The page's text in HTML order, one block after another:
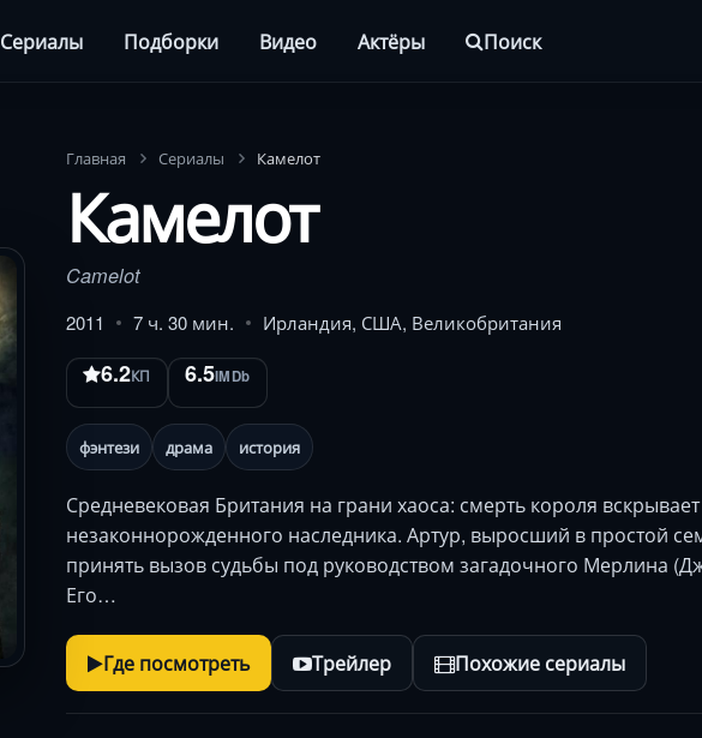
Сериалы Подборки Видео Актёры Поиск
Главная Сериалы Камелот
Камелот
Camelot
2011 7 ч. 30 мин. Ирландия, США, Великобритания
6.2КП 6.5IMDb
фэнтези драма история
Средневековая Британия на грани хаоса: смерть короля
незаконнорожденного наследника. Артур, выросший в простой
принять вызов судьбы под руководством загадочного Мерлина
Его…
Где посмотреть Трейлер Похожие сериалы